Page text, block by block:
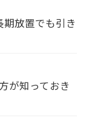
放置でも引き
が知っておき